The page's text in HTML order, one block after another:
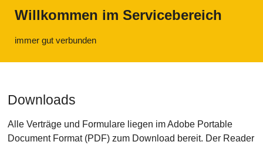
Willkommen im Servicebereich
immer gut verbunden
Downloads
Alle Verträge und Formulare liegen im Adobe Portable
Document Format (PDF) zum Download bereit. Der Reader